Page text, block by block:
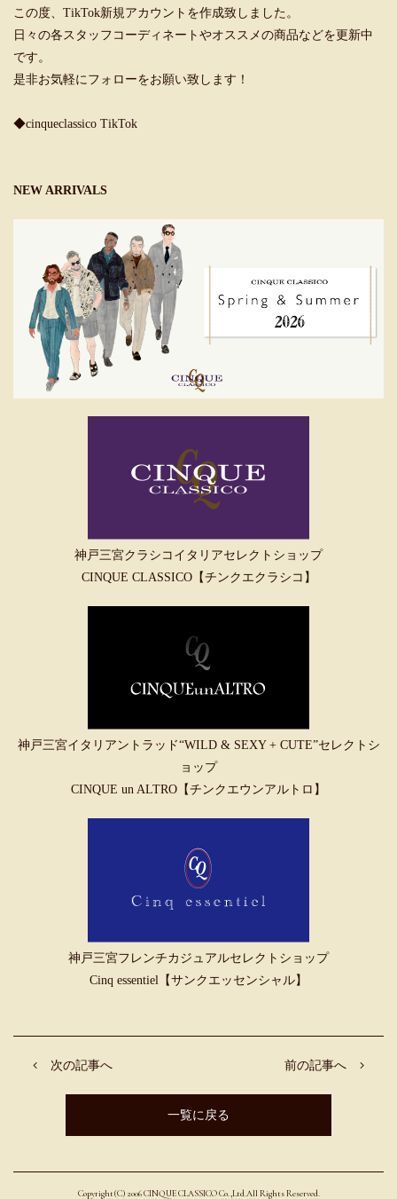
この度、TikTok新規アカウントを作成致しました。
日々の各スタッフコーディネートやオススメの商品などを更新中
です。
是非お気軽にフォローをお願い致します！
◆cinqueclassico TikTok
NEW ARRIVALS
神戸三宮クラシコイタリアセレクトショップ
CINQUE CLASSICO【チンクエクラシコ】
神戸三宮イタリアントラッド“WILD & SEXY + CUTE”セレクトシ
ョップ
CINQUE un ALTRO【チンクエウンアルトロ】
神戸三宮フレンチカジュアルセレクトショップ
Cinq essentiel【サンクエッセンシャル】
前の記事へ
次の記事へ
一覧に戻る
Copyright(C) 2006 CINQUE CLASSICO Co.,Ltd.All Rights Reserved.